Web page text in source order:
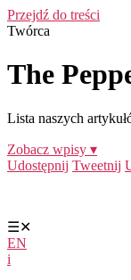
Przejdź do treści
Twórca
The
Lista naszych
Zobacz wpisy ▾
Udostępnij Tweetnij
☰✕
EN
i